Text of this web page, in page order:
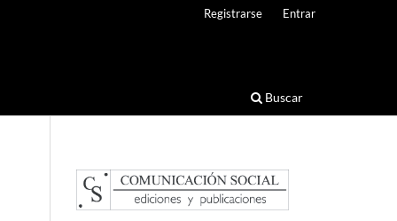
Buscar
Registrarse Entrar